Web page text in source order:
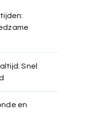
Snel
en